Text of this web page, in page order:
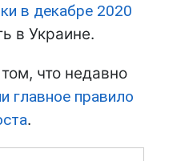
в декабре 2020
в Украине.
что недавно
главное правило
.